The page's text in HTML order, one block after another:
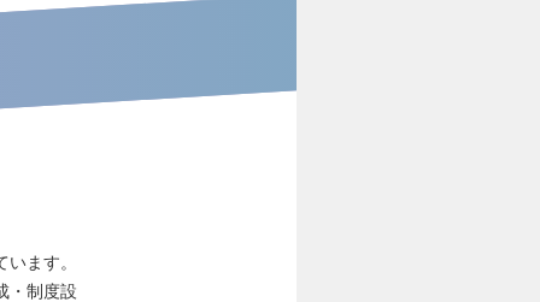
ます。
・制度設